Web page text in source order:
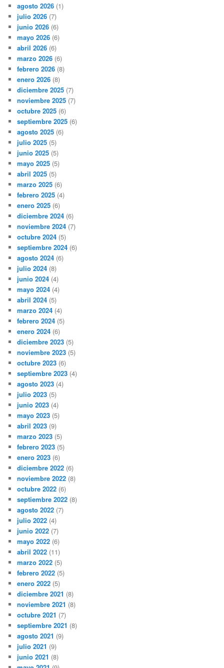
agosto 2026 (1)
julio 2026 (7)
junio 2026 (6)
mayo 2026 (6)
abril 2026 (6)
marzo 2026 (6)
febrero 2026 (8)
enero 2026 (8)
diciembre 2025 (7)
noviembre 2025 (7)
octubre 2025 (6)
septiembre 2025 (6)
agosto 2025 (6)
julio 2025 (5)
junio 2025 (5)
mayo 2025 (5)
abril 2025 (5)
marzo 2025 (6)
febrero 2025 (4)
enero 2025 (6)
diciembre 2024 (6)
noviembre 2024 (7)
octubre 2024 (5)
septiembre 2024 (6)
agosto 2024 (6)
julio 2024 (8)
junio 2024 (4)
mayo 2024 (4)
abril 2024 (5)
marzo 2024 (4)
febrero 2024 (5)
enero 2024 (6)
diciembre 2023 (5)
noviembre 2023 (5)
octubre 2023 (6)
septiembre 2023 (4)
agosto 2023 (4)
julio 2023 (5)
junio 2023 (4)
mayo 2023 (5)
abril 2023 (9)
marzo 2023 (5)
febrero 2023 (5)
enero 2023 (6)
diciembre 2022 (6)
noviembre 2022 (8)
octubre 2022 (6)
septiembre 2022 (8)
agosto 2022 (7)
julio 2022 (4)
junio 2022 (7)
mayo 2022 (6)
abril 2022 (11)
marzo 2022 (5)
febrero 2022 (5)
enero 2022 (5)
diciembre 2021 (8)
noviembre 2021 (8)
octubre 2021 (7)
septiembre 2021 (8)
agosto 2021 (9)
julio 2021 (9)
junio 2021 (8)